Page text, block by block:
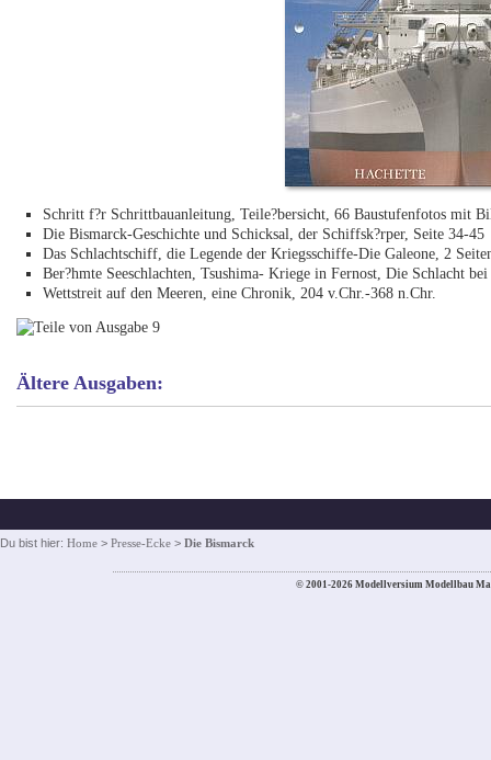
Schritt f?r Schrittbauanleitung, Teile?bersicht, 66 Baustufenfotos mit
Die Bismarck-Geschichte und Schicksal, der Schiffsk?rper, Seite 34-45
Das Schlachtschiff, die Legende der Kriegsschiffe-Die Galeone, 2
Ber?hmte Seeschlachten, Tsushima- Kriege in Fernost, Die Schlacht
Wettstreit auf den Meeren, eine Chronik, 204 v.Chr.-368 n.Chr.
Ältere Ausgaben:
Du bist hier: Home > Presse-Ecke > Die Bismarck
© 2001-2026 Modellversium Modellbau